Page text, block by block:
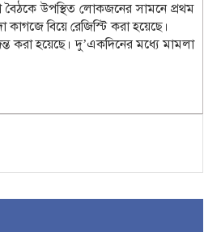
বৈঠকে উপস্থিত লোকজনের সামনে প্রথম
কাগজে বিয়ে রেজিস্টি করা হয়েছে।
করা হয়েছে। দু’একদিনের মধ্যে মামলা